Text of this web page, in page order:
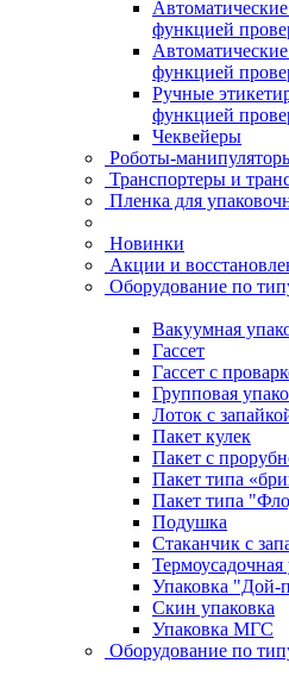
функцией
функцией
Ручные
функцией
Чеквейеры
Роботы-
Транспортеры и
Пленка для
Новинки
Акции и
Оборудование по
Вакуумная
Гассет
Гассет с
Групповая
Лоток с
Пакет кулек
Пакет с
Пакет типа
Пакет типа
Подушка
Стаканчик с
Термоусадочная
Упаковка "Дой-
Скин упаковка
Упаковка МГС
Оборудование по